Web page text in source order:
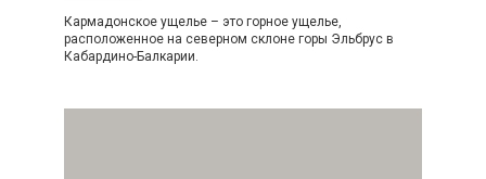
Кармадонское ущелье – это горное ущелье,
расположенное на северном склоне горы Эльбрус в
Кабардино-Балкарии.